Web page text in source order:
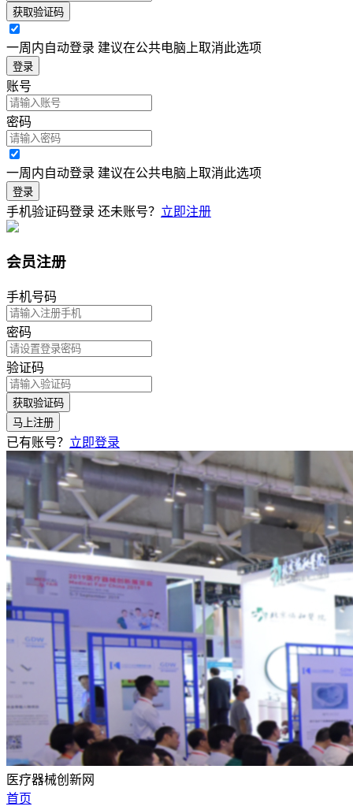
获取验证码
一周内自动登录 建议在公共电脑上取消此选项
登录
账号
密码
一周内自动登录 建议在公共电脑上取消此选项
登录
手机验证码登录 还未账号？ 立即注册
会员注册
手机号码
密码
验证码
获取验证码
马上注册
已有账号？ 立即登录
医疗器械创新网
首页